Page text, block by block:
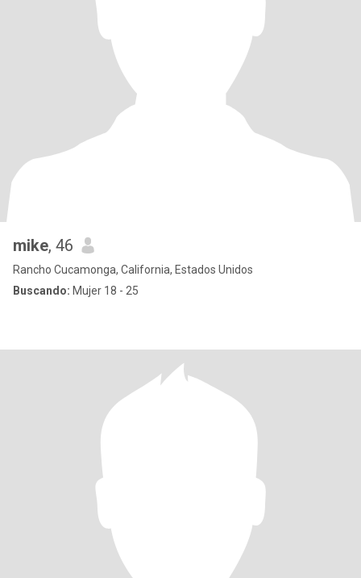
mike, 46
Rancho Cucamonga, California, Estados Unidos
Buscando: Mujer 18 - 25